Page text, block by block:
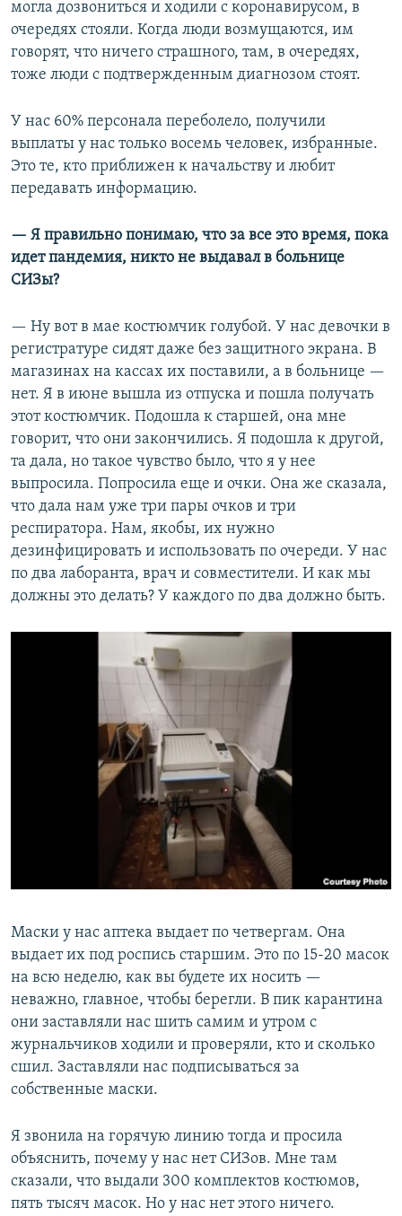
могла дозвониться и ходили с коронавирусом, в
очередях стояли. Когда люди возмущаются, им
говорят, что ничего страшного, там, в очередях,
тоже люди с подтвержденным диагнозом стоят.
У нас 60% персонала переболело, получили
выплаты у нас только восемь человек, избранные.
Это те, кто приближен к начальству и любит
передавать информацию.
— Я правильно понимаю, что за все это время, пока
идет пандемия, никто не выдавал в больнице
СИЗы?
— Ну вот в мае костюмчик голубой. У нас девочки в
регистратуре сидят даже без защитного экрана. В
магазинах на кассах их поставили, а в больнице —
нет. Я в июне вышла из отпуска и пошла получать
этот костюмчик. Подошла к старшей, она мне
говорит, что они закончились. Я подошла к другой,
та дала, но такое чувство было, что я у нее
выпросила. Попросила еще и очки. Она же сказала,
что дала нам уже три пары очков и три
респиратора. Нам, якобы, их нужно
дезинфицировать и использовать по очереди. У нас
по два лаборанта, врач и совместители. И как мы
должны это делать? У каждого по два должно быть.
Маски у нас аптека выдает по четвергам. Она
выдает их под роспись старшим. Это по 15-20 масок
на всю неделю, как вы будете их носить —
неважно, главное, чтобы берегли. В пик карантина
они заставляли нас шить самим и утром с
журнальчиков ходили и проверяли, кто и сколько
сшил. Заставляли нас подписываться за
собственные маски.
Я звонила на горячую линию тогда и просила
объяснить, почему у нас нет СИЗов. Мне там
сказали, что выдали 300 комплектов костюмов,
пять тысяч масок. Но у нас нет этого ничего.